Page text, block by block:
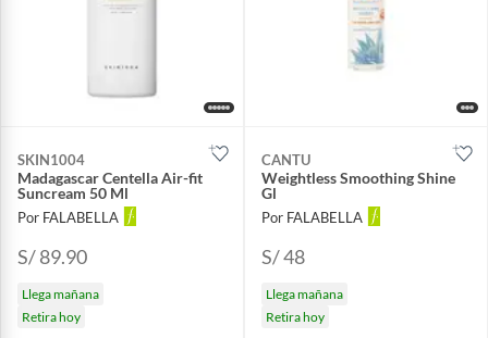
SKIN1004
Madagascar Centella Air-fit
Suncream 50 Ml
Por FALABELLA
S/ 89.90
Llega mañana
Retira hoy
CANTU
Weightless Smoothing Shine
Gl
Por FALABELLA
S/ 48
Llega mañana
Retira hoy